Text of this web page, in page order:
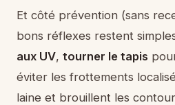
Et côté prévention (sans
bons réflexes restent
aux UV, tourner le tapis
éviter les frottements
laine et brouillent les